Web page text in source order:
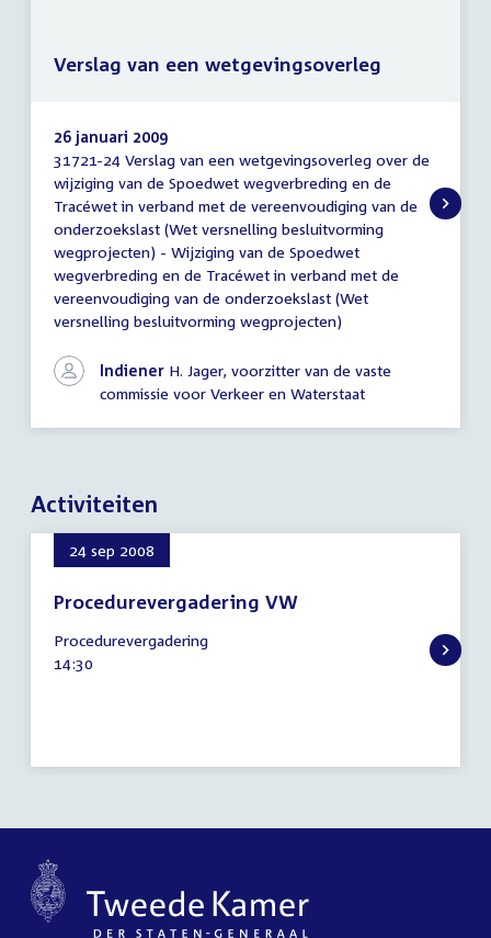
Verslag
van
een
wetgevingsoverleg
26 januari 2009
31721-24 Verslag van een wetgevingsoverleg over de
wijziging van de Spoedwet wegverbreding en de
Tracéwet in verband met de vereenvoudiging van de
onderzoekslast (Wet versnelling besluitvorming
wegprojecten) - Wijziging van de Spoedwet
wegverbreding en de Tracéwet in verband met de
vereenvoudiging van de onderzoekslast (Wet
versnelling besluitvorming wegprojecten)
Indiener H. Jager, voorzitter van de vaste
commissie voor Verkeer en Waterstaat
Verslag van een wetgevingsoverleg
Activiteiten
24 sep 2008
Procedurevergadering VW
september
2008
Procedurevergadering
Tijd
14:30